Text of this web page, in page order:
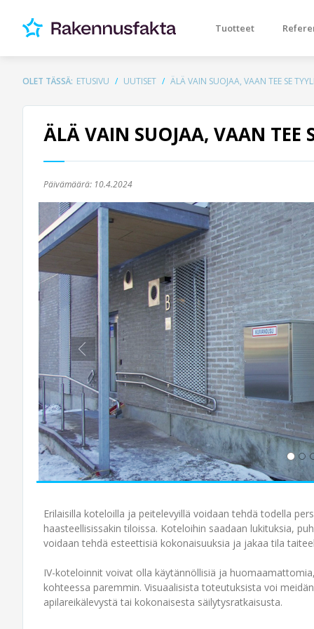
Tuotteet
OLET TÄSSÄ: ETUSIVU UUTISET ÄLÄ VAIN SUOJAA, VAAN TEE SE
ÄLÄ VAIN SUOJAA, VAAN TEE
Päivämäärä: 10.4.2024
Previous
Erilaisilla koteloilla ja peitelevyillä voidaan tehdä todella
haasteellisissakin tiloissa. Koteloihin saadaan lukituksia,
voidaan tehdä esteettisiä kokonaisuuksia ja jakaa tila
IV-koteloinnit voivat olla käytännöllisiä ja
kohteessa paremmin. Visuaalisista toteutuksista voi
apilareikälevystä tai kokonaisesta säilytysratkaisusta.